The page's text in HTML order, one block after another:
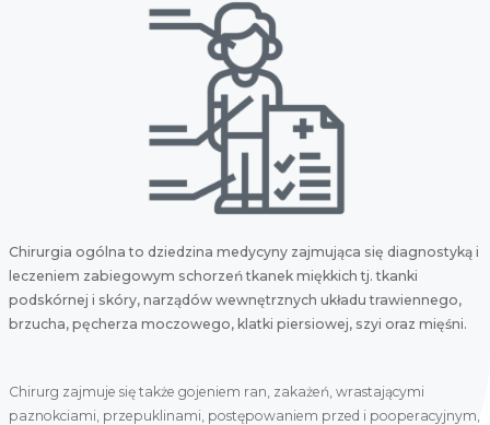
Chirurgia ogólna to dziedzina medycyny zajmująca się diagnostyką i
leczeniem zabiegowym schorzeń tkanek miękkich tj. tkanki
podskórnej i skóry, narządów wewnętrznych układu trawiennego,
brzucha, pęcherza moczowego, klatki piersiowej, szyi oraz mięśni.
Chirurg zajmuje się także gojeniem ran, zakażeń, wrastającymi
paznokciami, przepuklinami, postępowaniem przed i pooperacyjnym,